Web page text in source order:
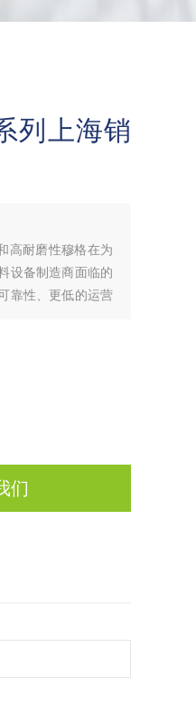
列上海销
高耐磨性穆格在为
设备制造商面临的
靠性、更低的运营
们